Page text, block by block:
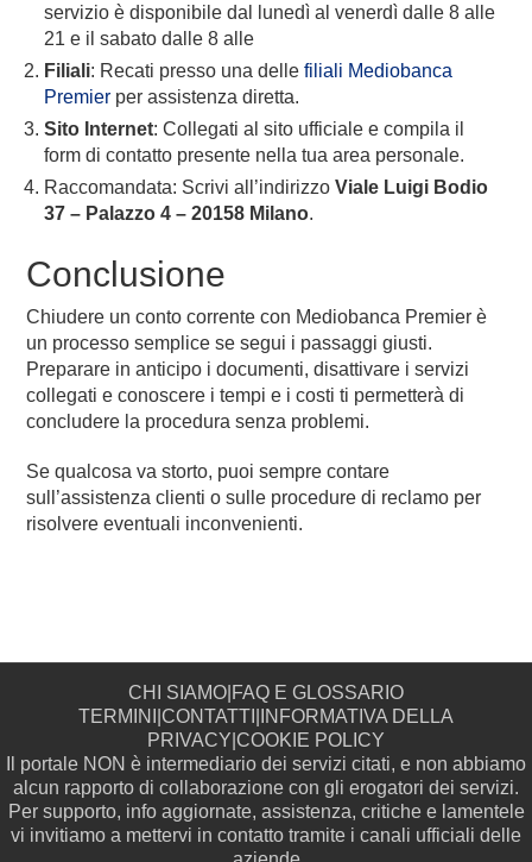
servizio è disponibile dal lunedì al venerdì dalle 8 alle
21 e il sabato dalle 8 alle
Filiali: Recati presso una dellefiliali Mediobanca
Premier per assistenza diretta.
Sito Internet: Collegati al sito ufficiale e compila il
form di contatto presente nella tua area personale.
Raccomandata: Scrivi all’indirizzoViale Luigi Bodio
37 – Palazzo 4 – 20158 Milano.
Conclusione
Chiudere un conto corrente con Mediobanca Premier è
un processo semplice se segui i passaggi giusti.
Preparare in anticipo i documenti, disattivare i servizi
collegati e conoscere i tempi e i costi ti permetterà di
concludere la procedura senza problemi.
Se qualcosa va storto, puoi sempre contare
sull’assistenza clienti o sulle procedure di reclamo per
risolvere eventuali inconvenienti.
CHI SIAMO FAQ E GLOSSARIO
TERMINI
CONTATTI
INFORMATIVA DELLA
PRIVACY COOKIE POLICY
Il portale NON è intermediario dei servizi citati, e non abbiamo
alcun rapporto di collaborazione con gli erogatori dei servizi.
Per supporto, info aggiornate, assistenza, critiche e lamentele
vi invitiamo a mettervi in contatto tramite i canali ufficiali delle